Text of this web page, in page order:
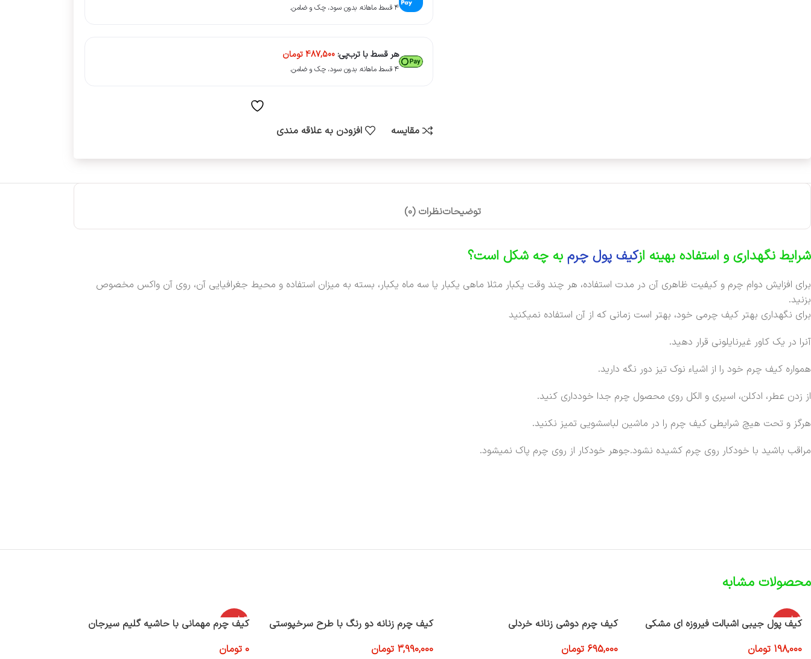
۴ قسط ماهانه. بدون سود، چک و ضامن.
هر قسط با ترب‌پی: 487,500تومان
۴ قسط ماهانه. بدون سود، چک و ضامن.
مقایسه افزودن به علاقه مندی
توضیحاتنظرات (0)
شرایط نگهداری و استفاده بهینه ازکیف پول چرم به چه شکل است؟
برای افزایش دوام چرم و کیفیت ظاهری آن در مدت استفاده، هر چند وقت یکبار مثلا ماهی یکبار یا سه ماه یکبار، بسته به میزان استفاده و محیط جغرافیایی آن، روی آن واکس مخصوص
بزنید.
برای نگهداری بهتر کیف چرمی خود، بهتر است زمانی که از آن استفاده نمیکنید
آنرا در یک کاور غیرنایلونی قرار دهید.
همواره کیف چرم خود را از اشیاء نوک تیز دور نگه دارید.
از زدن عطر، ادکلن، اسپری و الکل روی محصول چرم جدا خودداری کنید.
هرگز و تحت هیچ شرایطی کیف چرم را در ماشین لباسشویی تمیز نکنید.
مراقب باشید با خودکار روی چرم کشیده نشود.جوهر خودکار از روی چرم پاک نمیشود.
محصولات مشابه
اتمام موج
ودی
کیف پول جیبی اشبالت فیروزه ای مشکی
198,000 تومان
کیف چرم دوشی زنانه خردلی
695,000 تومان
کیف چرم زنانه دو رنگ با طرح سرخپوستی
3,990,000 تومان
اتمام موج
ودی
کیف چرم مهمانی با حاشیه گلیم سیرجان
0 تومان